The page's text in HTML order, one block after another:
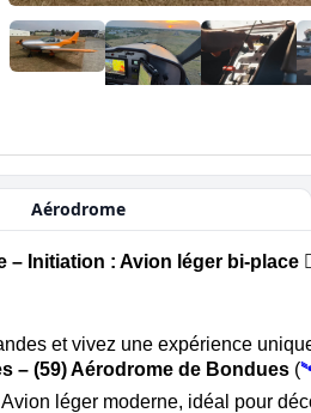
Aérodrome
– Initiation : Avion léger bi-place
et vivez une expérience
– (59) Aérodrome de Bondues (
léger moderne, idéal pour